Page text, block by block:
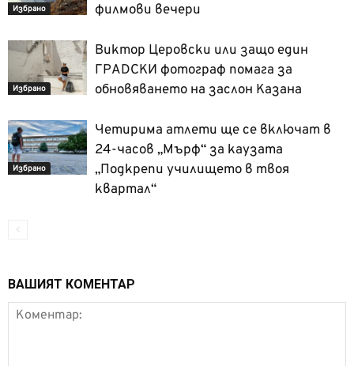
Избрано
филмови вечери
Избрано
Виктор Церовски или защо един
ГРАDСКИ фотограф помага за
обновяването на заслон Казана
Избрано
Четирима атлети ще се включат в
24-часов „Мърф“ за каузата
„Подкрепи училището в твоя
квартал“
ВАШИЯТ КОМЕНТАР